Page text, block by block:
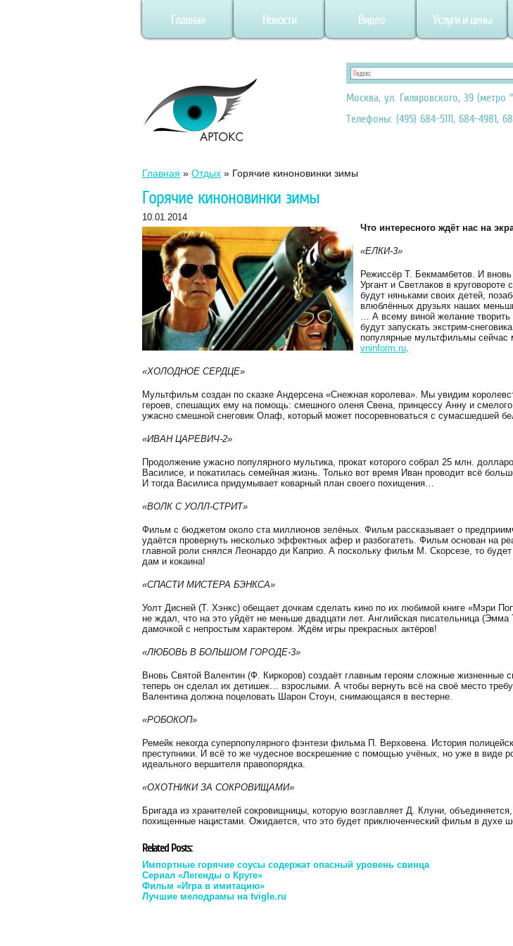
Главная Новости Видео Услуги и цены
Москва, ул. Гиляровского, 39 (метро
Телефоны: (495) 684-5111, 684-4981,
Главная » Отдых » Горячие киноновинки зимы
Горячие киноновинки зимы
10.01.2014
Что интересного ждёт нас на
«ЕЛКИ-3»
Режиссёр Т. Бекмамбетов. И
Ургант и Светлаков в круговороте
будут няньками своих детей,
влюблённых друзьях наших
… А всему виной желание
будут запускать экстрим-
популярные мультфильмы сейчас
vninform.ru.
«ХОЛОДНОЕ СЕРДЦЕ»
Мультфильм создан по сказке Андерсена «Снежная королева». Мы увидим
героев, спешащих ему на помощь: смешного оленя Свена, принцессу Анну и
ужасно смешной снеговик Олаф, который может посоревноваться с сумасшедшей
«ИВАН ЦАРЕВИЧ-2»
Продолжение ужасно популярного мультика, прокат которого собрал 25 млн.
Василисе, и покатилась семейная жизнь. Только вот время Иван проводит всё
И тогда Василиса придумывает коварный план своего похищения…
«ВОЛК С УОЛЛ-СТРИТ»
Фильм с бюджетом около ста миллионов зелёных. Фильм рассказывает о
удаётся провернуть несколько эффектных афер и разбогатеть. Фильм основан на
главной роли снялся Леонардо ди Каприо. А поскольку фильм М. Скорсезе, то
дам и кокаина!
«СПАСТИ МИСТЕРА БЭНКСА»
Уолт Дисней (Т. Хэнкс) обещает дочкам сделать кино по их любимой книге «Мэри
не ждал, что на это уйдёт не меньше двадцати лет. Английская писательница (Эмма
дамочкой с непростым характером. Ждём игры прекрасных актёров!
«ЛЮБОВЬ В БОЛЬШОМ ГОРОДЕ-3»
Вновь Святой Валентин (Ф. Киркоров) создаёт главным героям сложные жизненные
теперь он сделал их детишек… взрослыми. А чтобы вернуть всё на своё место
Валентина должна поцеловать Шарон Стоун, снимающаяся в вестерне.
«РОБОКОП»
Ремейк некогда суперпопулярного фэнтези фильма П. Верховена. История
преступники. И всё то же чудесное воскрешение с помощью учёных, но уже в виде
идеального вершителя правопорядка.
«ОХОТНИКИ ЗА СОКРОВИЩАМИ»
Бригада из хранителей сокровищницы, которую возглавляет Д. Клуни,
похищенные нацистами. Ожидается, что это будет приключенческий фильм в духе
Related Posts:
Импортные горячие соусы содержат опасный уровень свинца
Сериал «Легенды о Круге»
Фильм «Игра в имитацию»
Лучшие мелодрамы на tvigle.ru